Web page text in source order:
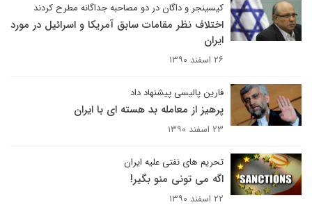
کیسینجر و داگان در دو مصاحبه جداگانه مطرح کردند
اختلاف نظر مقامات سابق آمریکا و اسرائیل در مورد
ایران
۲۶ اسفند ۱۳۹۰
فارین پالیسی پیشنهاد داد
پرهیز از معامله بد هسته ای با ایران
۲۳ اسفند ۱۳۹۰
تحریم های نفتی علیه ایران
اگه می تونی منو بگیر!
۲۲ اسفند ۱۳۹۰